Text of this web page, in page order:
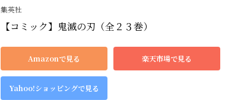
集英社
【コミック】鬼滅の刃（全２３巻）
Amazonで見る 楽天市場で見る
Yahoo!ショッピングで見る